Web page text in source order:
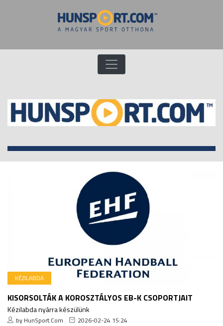
KÉZILABDA
KISORSOLTÁK A KOROSZTÁLYOS EB-K CSOPORTJAIT
Kézilabda nyárra készülünk
by HunSport.Com 2026-02-24 15:24